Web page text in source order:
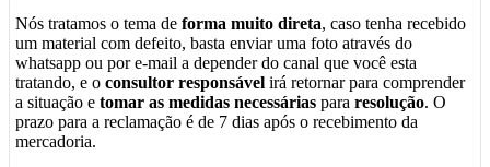
Nós tratamos o tema de forma muito direta, caso tenha recebido
um material com defeito, basta enviar uma foto através do
whatsapp ou por e-mail a depender do canal que você esta
tratando, e o consultor responsável irá retornar para comprender
a situação e tomar as medidas necessárias para resolução. O
prazo para a reclamação é de 7 dias após o recebimento da
mercadoria.